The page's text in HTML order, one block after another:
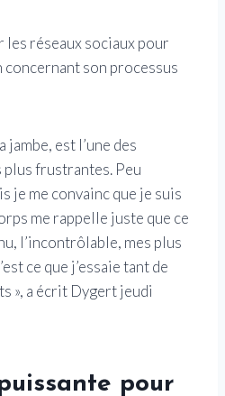
les réseaux sociaux pour
son processus
jambe, est l’une des
frustrantes. Peu
je me convainc que je suis
me rappelle juste que ce
l’incontrôlable, mes plus
ce que j’essaie tant de
», a écrit Dygert jeudi
pour